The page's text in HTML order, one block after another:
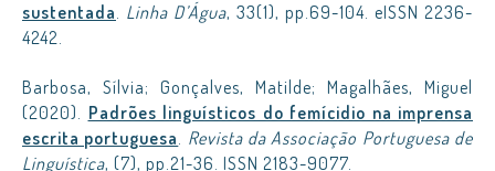
sustentada. Linha D’Água, 33(1), pp.69-104. eISSN 2236-
4242.
Barbosa, Sílvia; Gonçalves, Matilde; Magalhães, Miguel
(2020). Padrões linguísticos do femícidio na imprensa
escrita portuguesa. Revista da Associação Portuguesa de
Linguística, (7), pp.21-36. ISSN 2183-9077.